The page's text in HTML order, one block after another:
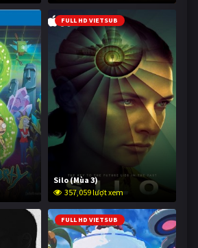
FULL HD VIETSUB
Silo (Mùa 3)
357,059 lượt xem
FULL HD VIETSUB